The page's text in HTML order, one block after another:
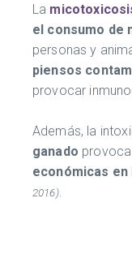
La
el consumo de
personas y
piensos
provocar
Además, la
ganado
económicas
2016).